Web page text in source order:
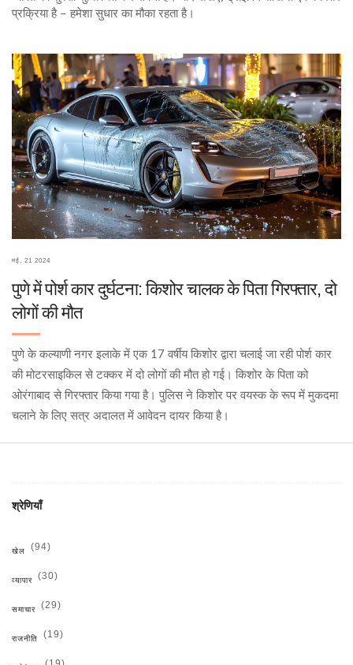
प्रक्रिया है – हमेशा सुधार का मौका रहता है।
मई, 21 2024
पुणे में पोर्श कार दुर्घटना: किशोर चालक के पिता गिरफ्तार, दो
लोगों की मौत
पुणे के कल्याणी नगर इलाके में एक 17 वर्षीय किशोर द्वारा चलाई जा रही पोर्श कार
की मोटरसाइकिल से टक्कर में दो लोगों की मौत हो गई। किशोर के पिता को
ओरंगाबाद से गिरफ्तार किया गया है। पुलिस ने किशोर पर वयस्क के रूप में मुकदमा
चलाने के लिए सत्र अदालत में आवेदन दायर किया है।
श्रेणियाँ
खेल (94)
व्यापार (30)
समाचार (29)
राजनीति (19)